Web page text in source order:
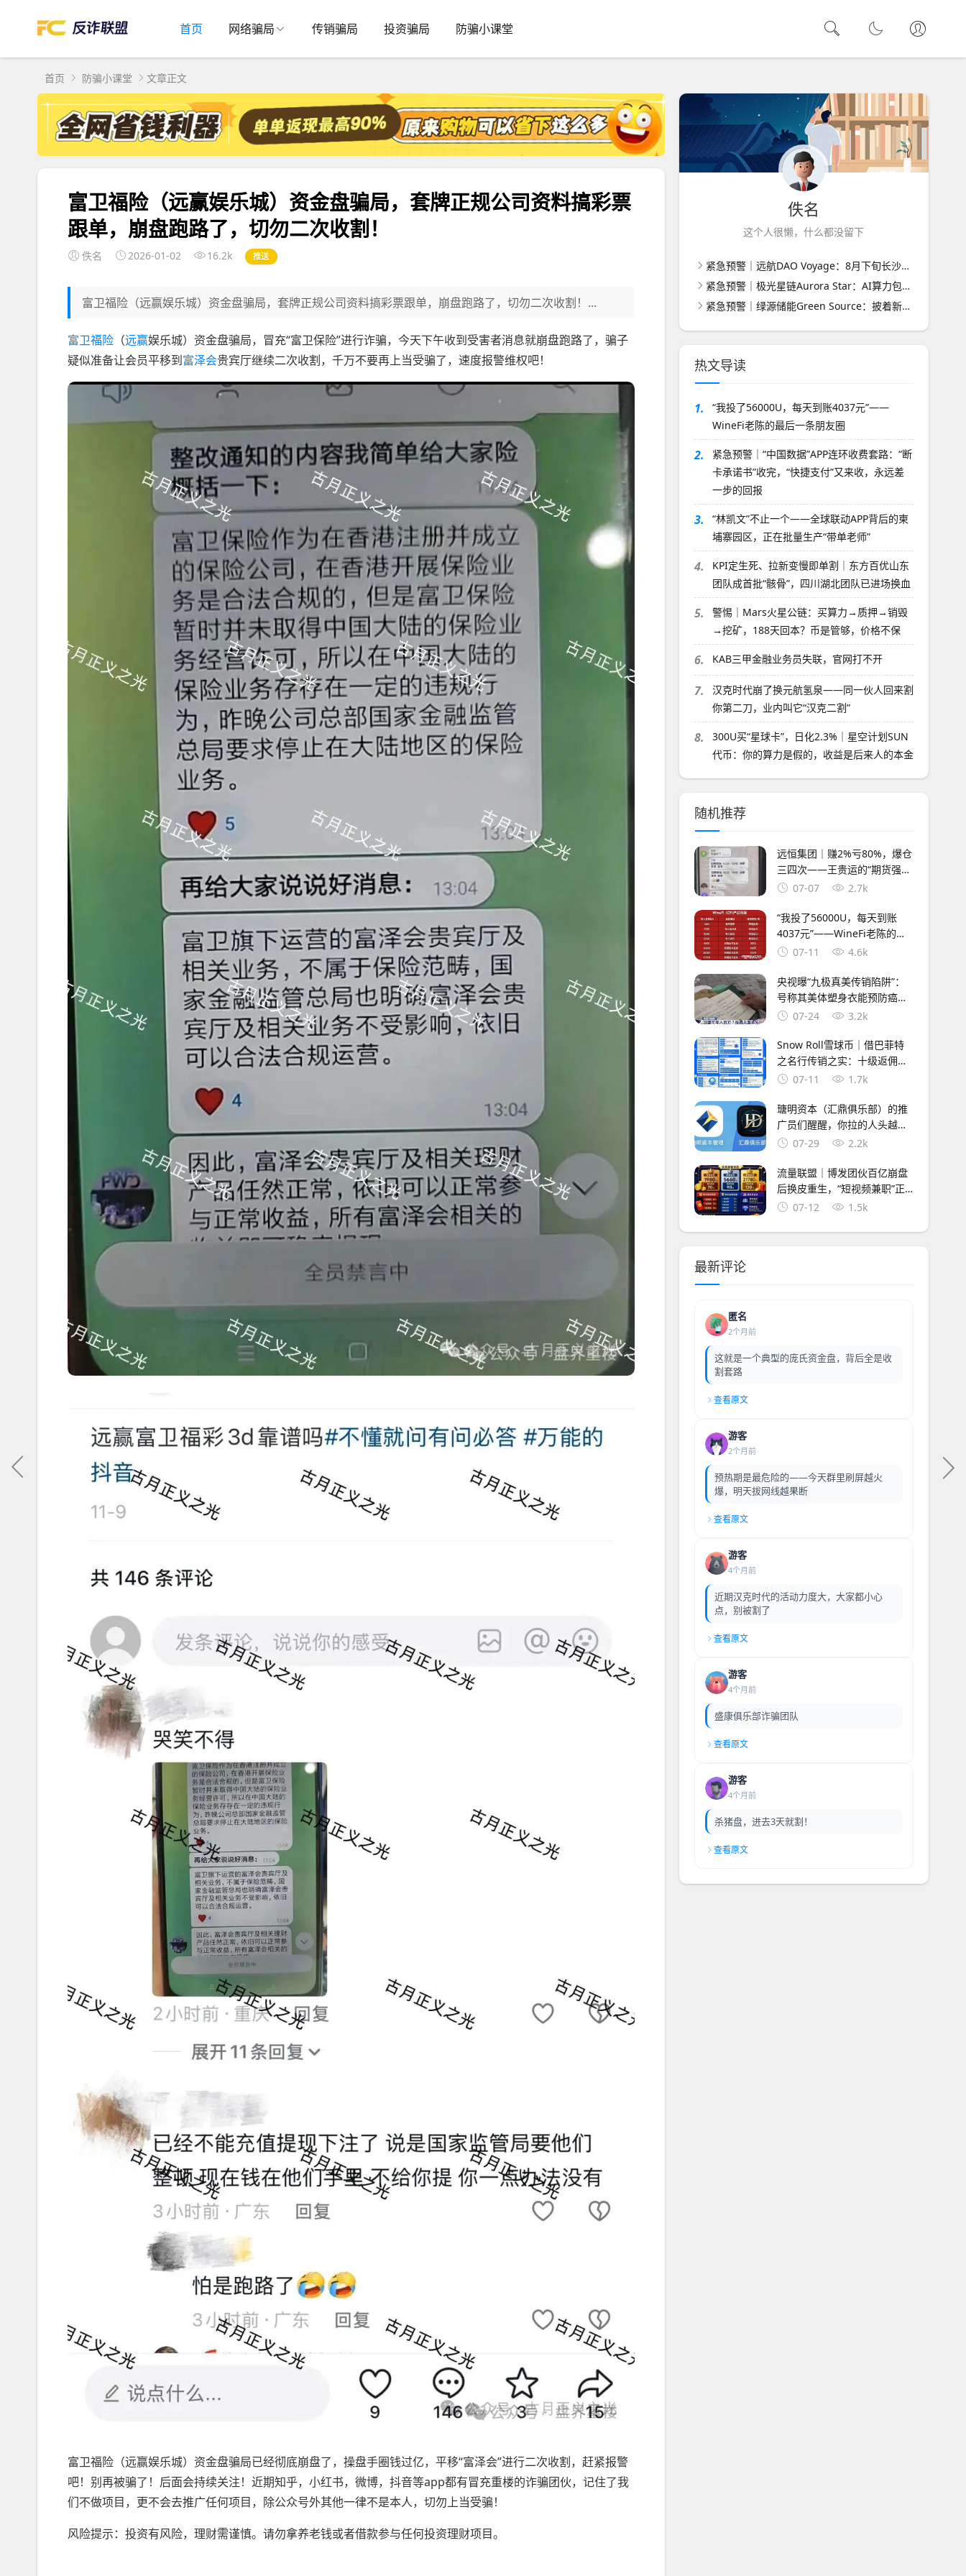
首页 网络骗局 传销骗局 投资骗局 防骗小课堂
首页 防骗小课堂 文章正文
富卫福险（远赢娱乐城）资金盘骗局，套牌正规公司资料搞彩票
跟单，崩盘跑路了，切勿二次收割！
佚名 2026-01-02 16.2k 推送
富卫福险（远赢娱乐城）资金盘骗局，套牌正规公司资料搞彩票跟单，崩盘跑路了，切勿二次收割！...
富卫福险 （远赢娱乐城）资金盘骗局，冒充“富卫保险”进行诈骗，今天下午收到受害者消息就崩盘跑路了，骗子
疑似准备让会员平移到富泽会贵宾厅继续二次收割，千万不要再上当受骗了，速度报警维权吧！
富卫福险（远赢娱乐城）资金盘骗局已经彻底崩盘了，操盘手圈钱过亿，平移“富泽会”进行二次收割，赶紧报警
吧！别再被骗了！后面会持续关注！近期知乎，小红书，微博，抖音等app都有冒充重楼的诈骗团伙，记住了我
们不做项目，更不会去推广任何项目，除公众号外其他一律不是本人，切勿上当受骗！
风险提示：投资有风险，理财需谨慎。请勿拿养老钱或者借款参与任何投资理财项目。
佚名
这个人很懒，什么都没留下
紧急预警｜远航DAO Voyage：8月下旬长沙启动大会，旧盘团队平移，RWA+大宗商品包装——又是庞氏滚盘的老剧本
紧急预警｜极光星链Aurora Star：AI算力包装下的快盘骗局，认购即入坑
紧急预警｜绿源储能Green Source：披着新能源外衣的庞氏传销盘，8月千人大会就是收割信号
热文导读
1.
“我投了56000U，每天到账4037元”——
WineFi老陈的最后一条朋友圈
2.
紧急预警｜“中国数据”APP连环收费套路：“断
卡承诺书”收完，“快捷支付”又来收，永远差
一步的回报
3.
“林凯文”不止一个——全球联动APP背后的柬
埔寨园区，正在批量生产“带单老师”
4.
KPI定生死、拉新变慢即单割｜东方百优山东
团队成首批“骸骨”，四川湖北团队已进场换血
5.
警惕｜Mars火星公链：买算力→质押→销毁
→挖矿，188天回本？币是管够，价格不保
6. KAB三甲金融业务员失联，官网打不开
7.
汉克时代崩了换元航氢泉——同一伙人回来割
你第二刀，业内叫它“汉克二割”
8.
300U买“星球卡”，日化2.3%｜星空计划SUN
代币：你的算力是假的，收益是后来人的本金
随机推荐
远恒集团｜赚2%亏80%，爆仓
三四次——王贵运的“期货强国
梦”，就是后台改几个数字的事
07-07 2.7k
“我投了56000U，每天到账
4037元”——WineFi老陈的最
后一条朋友圈
07-11 4.6k
央视曝“九极真美传销陷阱”：
号称其美体塑身衣能预防癌
症，标价高达六七千元
07-24 3.2k
Snow Roll雪球币｜借巴菲特
之名行传销之实：十级返佣、
360天锁仓，你的BNB正在被
07-11 1.7k
瑭明资本（汇鼎俱乐部）的推
广员们醒醒，你拉的人头越多
刑期越长，三级代理就是传销
07-29 2.2k
流量联盟｜博发团伙百亿崩盘
后换皮重生，“短视频兼职”正
在收割想做副业的你
07-12 1.5k
最新评论
匿名
2个月前
这就是一个典型的庞氏资金盘，背后全是收
割套路
查看原文
游客
2个月前
预热期是最危险的——今天群里刷屏越火
爆，明天拔网线越果断
查看原文
游客
4个月前
近期汉克时代的活动力度大，大家都小心
点，别被割了
查看原文
游客
4个月前
盛康俱乐部诈骗团队
查看原文
游客
4个月前
杀猪盘，进去3天就割！
查看原文